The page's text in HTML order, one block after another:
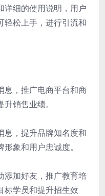
详细的使用说明，用户
轻松上手，进行引流和
息，推广电商平台和商
销售业绩。
息，提升品牌知名度和
象和用户忠诚度。
添加好友，推广教育培
标学员和提升招生效